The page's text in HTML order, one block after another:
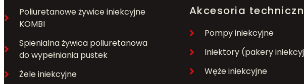
Poliuretanowe żywice iniekcyjne
KOMBI
Spienialna żywica poliuretanowa
do wypełniania pustek
Żele iniekcyjne
Akcesoria
Pompy iniekcyjne
Iniektory (pakery
Węże iniekcyjne